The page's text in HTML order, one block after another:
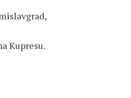
Kupresu.